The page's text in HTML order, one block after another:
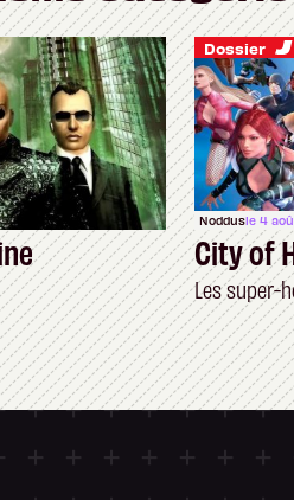
Dossier
Noddusle 4
City of
Les super-